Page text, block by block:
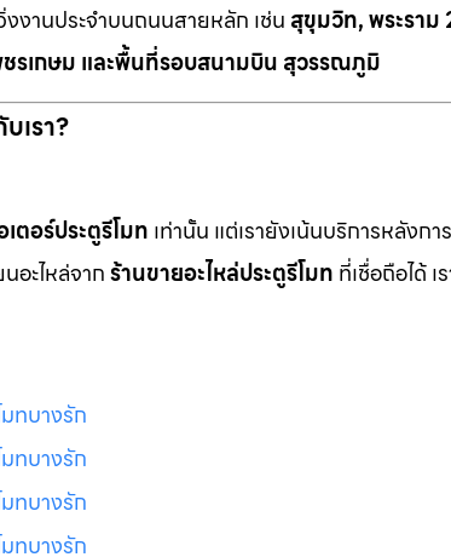
งานประจำบนถนนสายหลัก เช่น สุขุมวิท, พระราม
รเกษม และพื้นที่รอบสนามบิน สุวรรณภูมิ
เรา?
ตอร์ประตูรีโมท เท่านั้น แต่เรายังเน้นบริการหลัง
อะไหล่จากร้านขายอะไหล่ประตูรีโมท ที่เชื่อถือได้
ทบางรัก
ทบางรัก
ทบางรัก
ทบางรัก